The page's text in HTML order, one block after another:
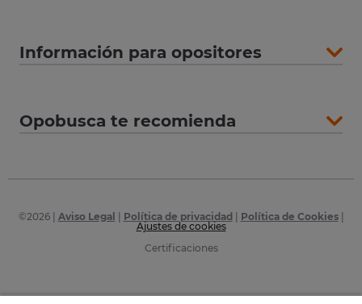
Información para opositores
Opobusca te recomienda
©2026| Aviso Legal Política de privacidad Política de Cookies|
Ajustes de cookies
Certificaciones